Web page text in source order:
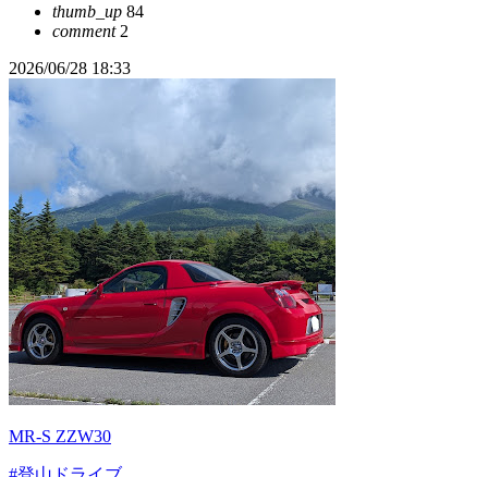
thumb_up 84
comment2
2026/06/28 18:33
MR-S ZZW30